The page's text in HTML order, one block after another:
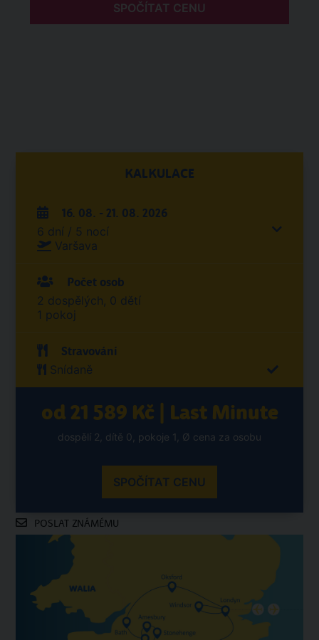
SPOČÍTAT CENU
KALKULACE
16. 08. - 21. 08. 2026
6 dní / 5 nocí
Varšava
Počet osob
2 dospělých, 0 dětí
1 pokoj
Stravování
Snídaně
od 21 589 Kč | Last Minute
dospělí 2, dítě 0, pokoje 1, Ø cena za osobu
SPOČÍTAT CENU
POSLAT ZNÁMÉMU